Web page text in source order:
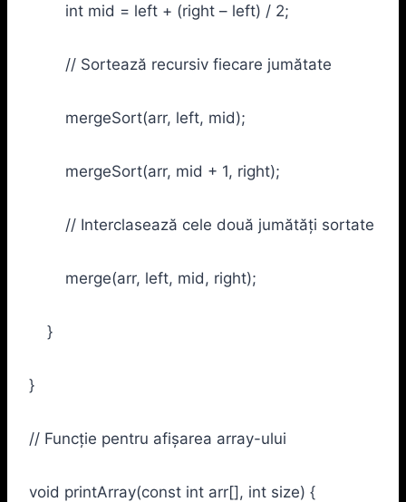
int mid = left + (right – left) / 2;
// Sortează recursiv fiecare jumătate
mergeSort(arr, left, mid);
mergeSort(arr, mid + 1, right);
// Interclasează cele două jumătăți sortate
merge(arr, left, mid, right);
}
}
// Funcție pentru afișarea array-ului
void printArray(const int arr[], int size) {